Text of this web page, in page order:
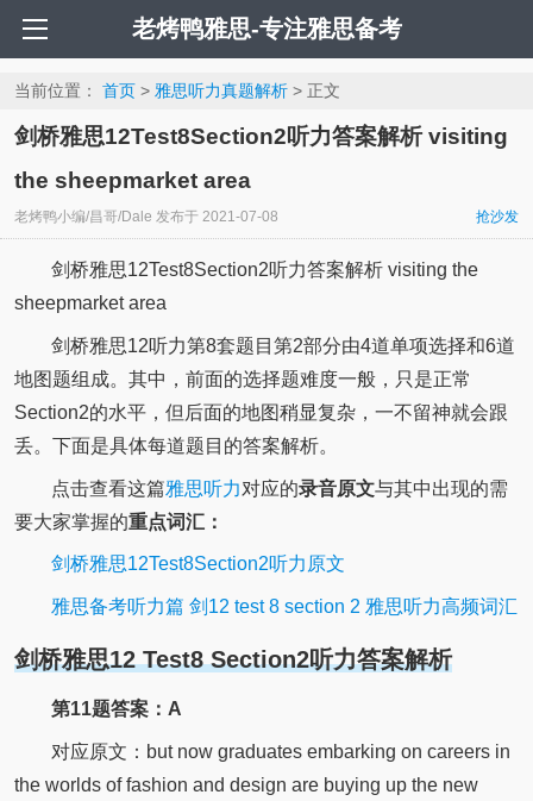
老烤鸭雅思-专注雅思备考
当前位置： 首页> 雅思听力真题解析> 正文
剑桥雅思12Test8Section2听力答案解析 visiting
the sheepmarket area
老烤鸭小编/昌哥/Dale 发布于 2021-07-08 抢沙发
剑桥雅思12Test8Section2听力答案解析 visiting the
sheepmarket area
剑桥雅思12听力第8套题目第2部分由4道单项选择和6道
地图题组成。其中，前面的选择题难度一般，只是正常
Section2的水平，但后面的地图稍显复杂，一不留神就会跟
丢。下面是具体每道题目的答案解析。
点击查看这篇雅思听力对应的录音原文与其中出现的需
要大家掌握的重点词汇：
剑桥雅思12Test8Section2听力原文
雅思备考听力篇 剑12 test 8 section 2 雅思听力高频词汇
剑桥雅思12 Test8 Section2听力答案解析
第11题答案：A
对应原文：but now graduates embarking on careers in
the worlds of fashion and design are buying up the new